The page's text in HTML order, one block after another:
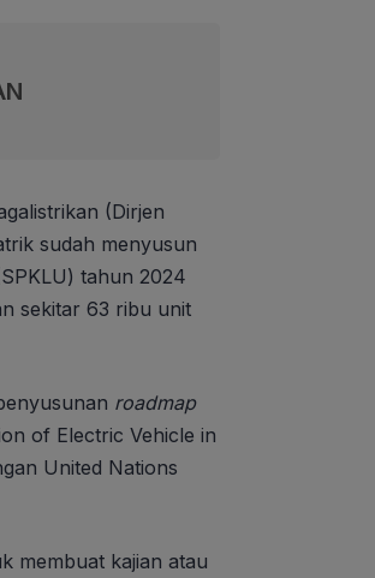
(Dirjen
sudah menyusun
tahun 2024
sekitar 63 ribu unit
roadmap
of Electric Vehicle in
United Nations
membuat kajian atau